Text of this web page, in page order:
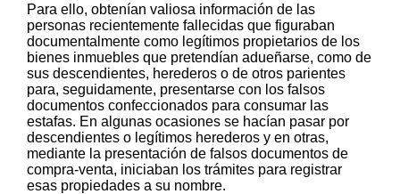
Para ello, obtenían valiosa información de las
personas recientemente fallecidas que figuraban
documentalmente como legítimos propietarios de los
bienes inmuebles que pretendían adueñarse, como de
sus descendientes, herederos o de otros parientes
para, seguidamente, presentarse con los falsos
documentos confeccionados para consumar las
estafas. En algunas ocasiones se hacían pasar por
descendientes o legítimos herederos y en otras,
mediante la presentación de falsos documentos de
compra-venta, iniciaban los trámites para registrar
esas propiedades a su nombre.